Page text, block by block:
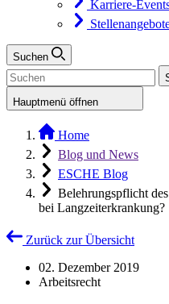
Karriere-
Suchen
Hauptmenü öffnen
Home
Blog und News
ESCHE Blog
Belehrungspflicht
bei Langzeiterkrankung?
Zurück zur Übersicht
02. Dezember 2019
Arbeitsrecht